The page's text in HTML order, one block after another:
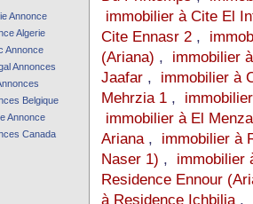
Annonce
Algerie
Annonce
Annonces
Belgique
Annonce
Canada
immobilier à Cite El
Cite Ennasr 2,
(Ariana) , immobilier
Jaafar, immobilier à
Mehrzia 1,
immobilier à El
Ariana, immobilier à
Naser 1) , immobilier
Residence Ennour
à Residence Ichbilia,